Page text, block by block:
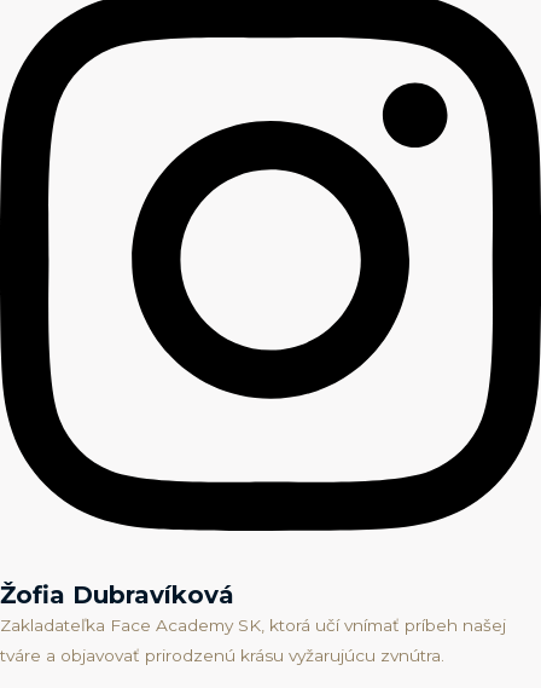
Žofia Dubravíková
Zakladateľka Face Academy SK, ktorá učí vnímať príbeh našej
tváre a objavovať prirodzenú krásu vyžarujúcu zvnútra.